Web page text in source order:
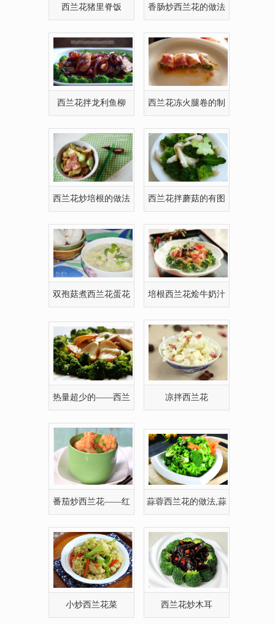
西兰花猪里脊饭 香肠炒西兰花的做法
西兰花拌龙利鱼柳 西兰花冻火腿卷的制
西兰花炒培根的做法 西兰花拌蘑菇的有图
双孢菇煮西兰花蛋花 培根西兰花烩牛奶汁
热量超少的——西兰 凉拌西兰花
番茄炒西兰花——红 蒜蓉西兰花的做法,蒜
小炒西兰花菜 西兰花炒木耳